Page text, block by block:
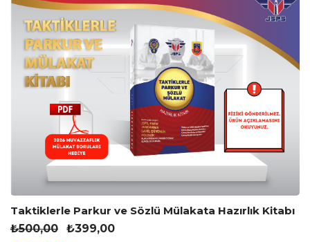
Taktiklerle Parkur ve Sözlü Mülakata Hazırlık Kitabı
₺500,00 ₺399,00